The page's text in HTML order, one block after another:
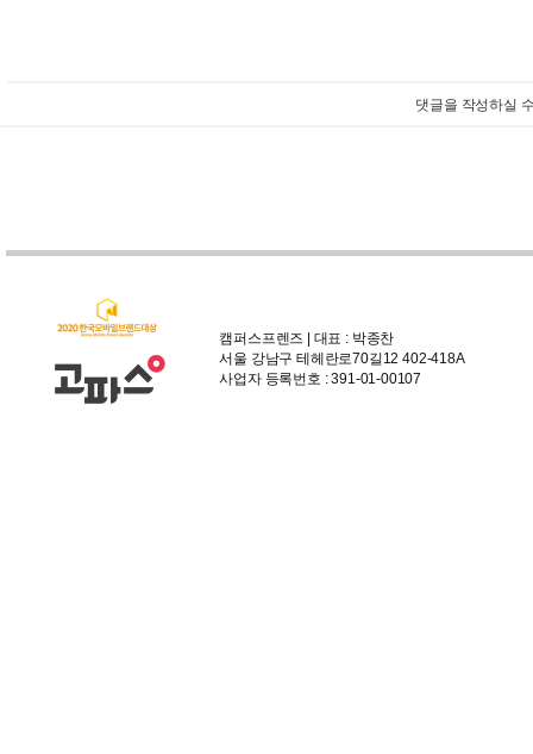
댓글을 작성하실
캠퍼스프렌즈 | 대표 : 박종찬
서울 강남구 테헤란로70길12 402-418A
사업자 등록번호 : 391-01-00107